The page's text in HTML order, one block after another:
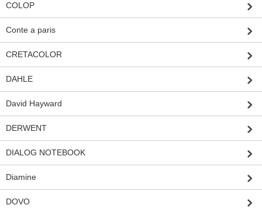
COLOP
Conte a paris
CRETACOLOR
DAHLE
David Hayward
DERWENT
DIALOG NOTEBOOK
Diamine
DOVO